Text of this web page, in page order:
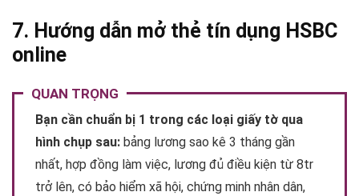
7. Hướng dẫn mở thẻ tín dụng HSBC
online
QUAN TRỌNG
Bạn cần chuẩn bị 1 trong các loại giấy tờ qua
hình chụp sau: bảng lương sao kê 3 tháng gần
nhất, hợp đồng làm việc, lương đủ điều kiện từ 8tr
trở lên, có bảo hiểm xã hội, chứng minh nhân dân,